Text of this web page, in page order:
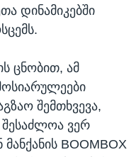
დინამიკებში
ცნობით, ამ
შემთხვევა,
ვერ
BOOMBOX